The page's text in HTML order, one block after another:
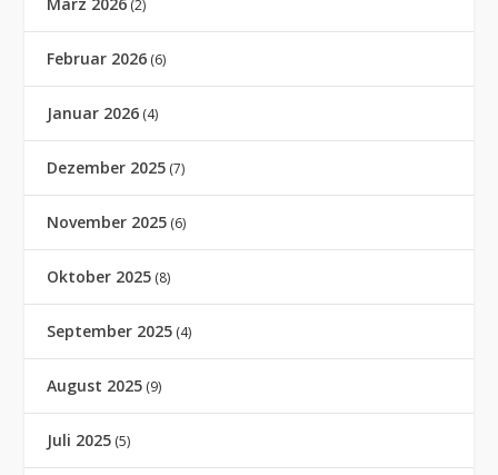
(2)
Februar 2026 (6)
Januar 2026 (4)
Dezember 2025 (7)
November 2025 (6)
Oktober 2025 (8)
September 2025 (4)
August 2025 (9)
Juli 2025 (5)